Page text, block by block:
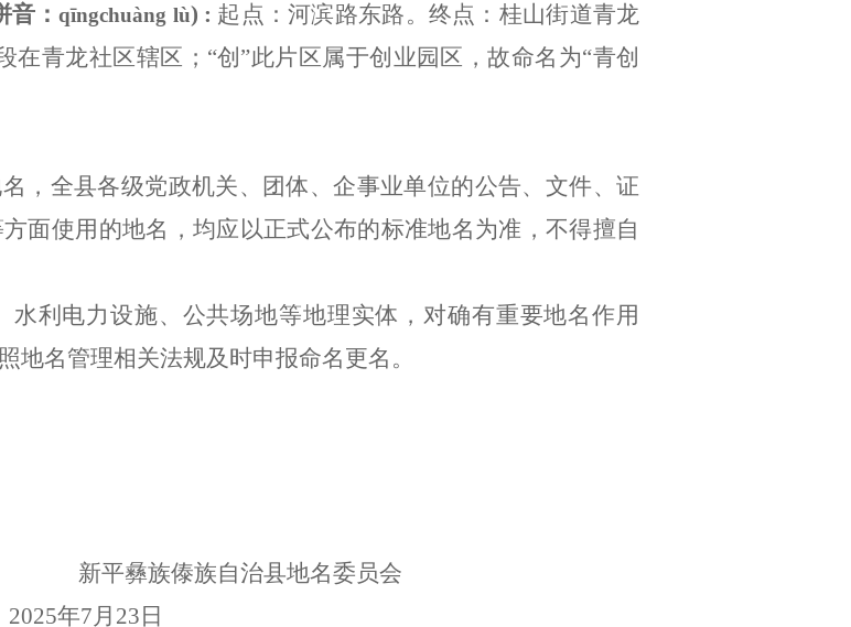
音：qīngchuàng lù) : 起点：河滨路东路。终点：桂山街道青龙
在青龙社区辖区；“创”此片区属于创业园区，故命名为“青创
，全县各级党政机关、团体、企事业单位的公告、文件、证
面使用的地名，均应以正式公布的标准地名为准，不得擅自
水利电力设施、公共场地等地理实体，对确有重要地名作用
地名管理相关法规及时申报命名更名。
傣族自治县地名委员会
2025年7月 23 日